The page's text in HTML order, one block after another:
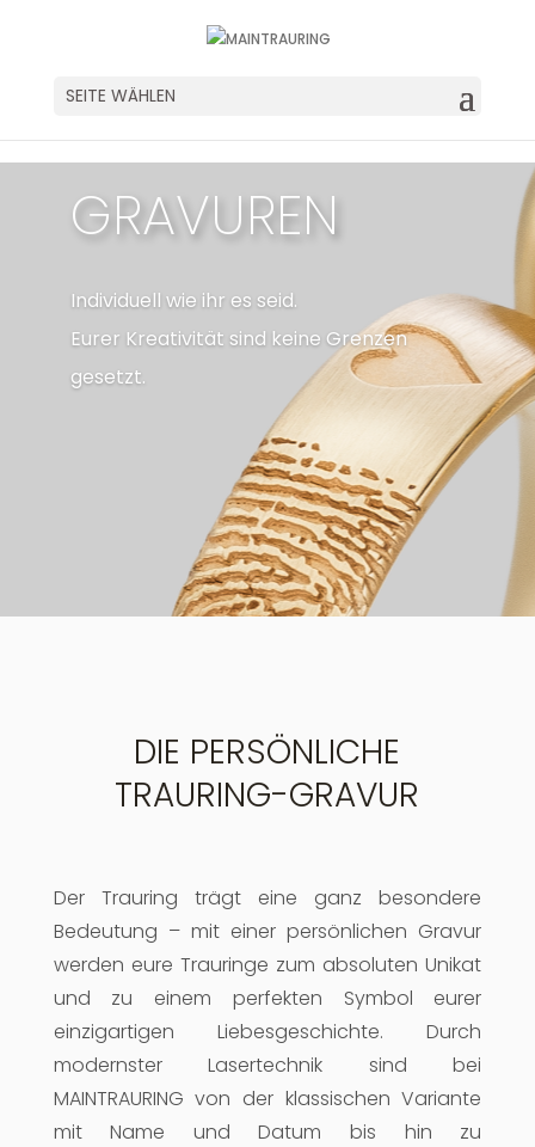
SEITE WÄHLEN
GRAVUREN
Individuell wie ihr es seid.
Eurer Kreativität sind keine Grenzen
gesetzt.
DIE PERSÖNLICHE
TRAURING-GRAVUR
Der Trauring trägt eine ganz besondere
Bedeutung – mit einer persönlichen Gravur
werden eure Trauringe zum absoluten Unikat
und zu einem perfekten Symbol eurer
einzigartigen Liebesgeschichte. Durch
modernster Lasertechnik sind bei
MAINTRAURING von der klassischen Variante
mit Name und Datum bis hin zu